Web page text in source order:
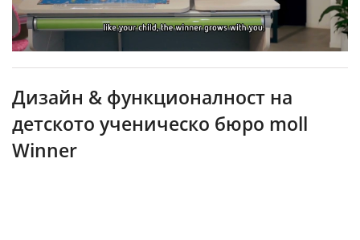
Дизайн & функционалност на
детското ученическо бюро moll
Winner